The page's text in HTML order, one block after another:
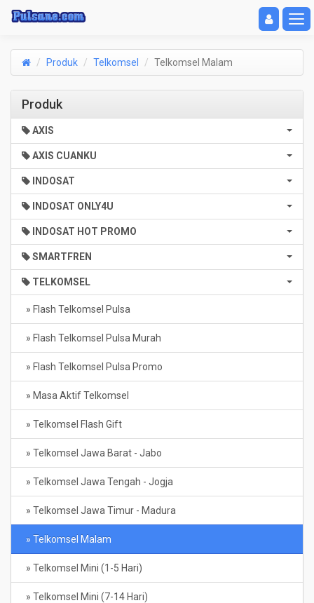
Toggle
Produk Telkomsel Telkomsel Malam
Produk
AXIS
AXIS CUANKU
INDOSAT
INDOSAT ONLY4U
INDOSAT HOT PROMO
SMARTFREN
TELKOMSEL
» Flash Telkomsel Pulsa
» Flash Telkomsel Pulsa Murah
» Flash Telkomsel Pulsa Promo
» Masa Aktif Telkomsel
» Telkomsel Flash Gift
» Telkomsel Jawa Barat - Jabo
» Telkomsel Jawa Tengah - Jogja
» Telkomsel Jawa Timur - Madura
» Telkomsel Malam
» Telkomsel Mini (1-5 Hari)
» Telkomsel Mini (7-14 Hari)